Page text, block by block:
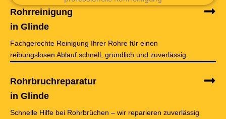
Rohrreinigung
in Glinde
Fachgerechte Reinigung Ihrer Rohre für einen
reibungslosen Ablauf schnell, gründlich und zuverlässig.
Rohrbruchreparatur
in Glinde
Schnelle Hilfe bei Rohrbrüchen – wir reparieren zuverlässig